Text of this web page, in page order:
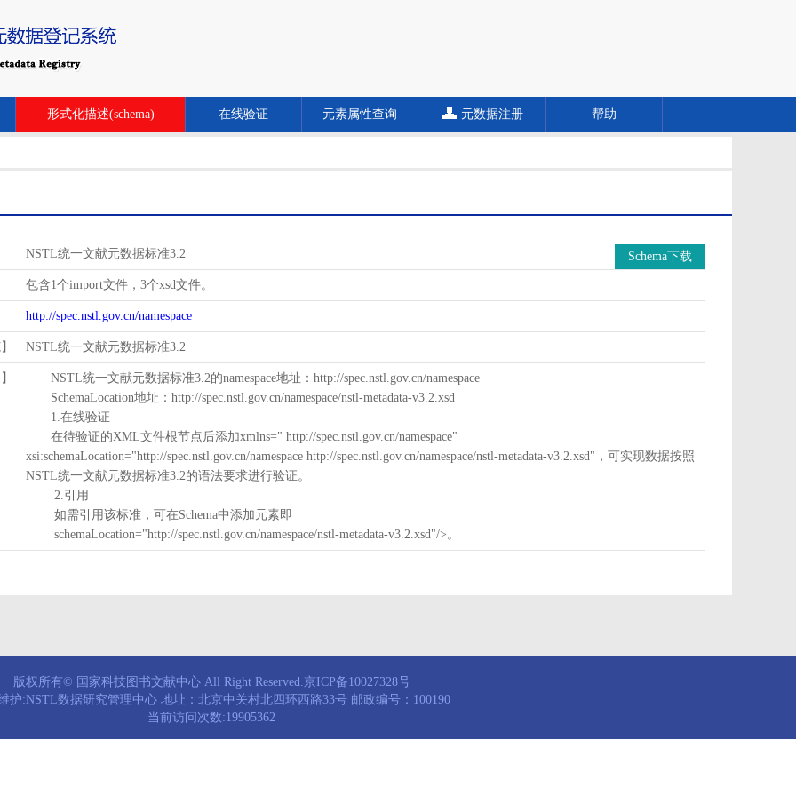
形式化描述(schema) 在线验证 元素属性查询 元数据注册 帮助
NSTL统一文献元数据标准3.2 Schema下载
包含1个import文件，3个xsd文件。
http://spec.nstl.gov.cn/namespace
NSTL统一文献元数据标准3.2
NSTL统一文献元数据标准3.2的namespace地址：http://spec.nstl.gov.cn/namespace
SchemaLocation地址：http://spec.nstl.gov.cn/namespace/nstl-metadata-v3.2.xsd
1.在线验证
在待验证的XML文件根节点后添加xmlns=" http://spec.nstl.gov.cn/namespace"
xsi:schemaLocation="http://spec.nstl.gov.cn/namespace http://spec.nstl.gov.cn/namespace/nstl-metadata-v3.2.xsd"，可实现数据按照
NSTL统一文献元数据标准3.2的语法要求进行验证。
2.引用
如需引用该标准，可在Schema中添加元素即
schemaLocation="http://spec.nstl.gov.cn/namespace/nstl-metadata-v3.2.xsd"/>。
版权所有© 国家科技图书文献中心 All Right Reserved.京ICP备10027328号
护:NSTL数据研究管理中心 地址：北京中关村北四环西路33号 邮政编号：100190
当前访问次数:19905362